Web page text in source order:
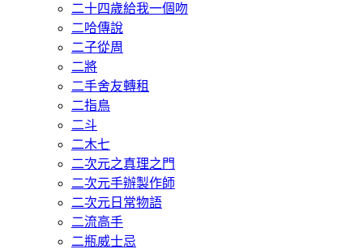
二十四歲給我一個吻
二哈傳說
二子從周
二將
二手舍友轉租
二指鳥
二斗
二木七
二次元之真理之門
二次元手辦製作師
二次元日常物語
二流高手
二瓶威士忌